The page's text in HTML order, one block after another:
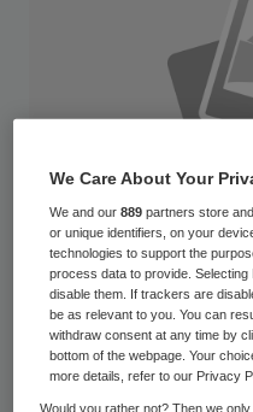
DeVGNuitte eind
minister de Jonge
We Care About Your
We and our889 partners store
or unique identifiers, on your
technologies to support the
process data to provide.
disable them. If trackers are
be as relevant to you. You can
withdraw consent at any time by
bottom of the webpage. Your
more details, refer to our Privacy
Would you rather not? Then we